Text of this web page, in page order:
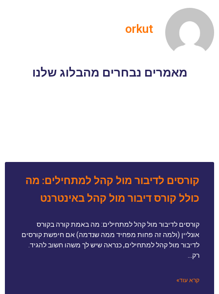
orkut
מאמרים נבחרים מהבלוג שלנו
קורסים לדיבור מול קהל למתחילים: מה
כולל קורס דיבור מול קהל באינטרנט
קורסים לדיבור מול קהל למתחילים: מה באמת קורה בקורס
אונליין (ולמה זה פחות מפחיד ממה שנדמה) אם חיפשת קורסים
לדיבור מול קהל למתחילים, כנראה שיש לך משהו חשוב להגיד.
רק…
קרא עוד»